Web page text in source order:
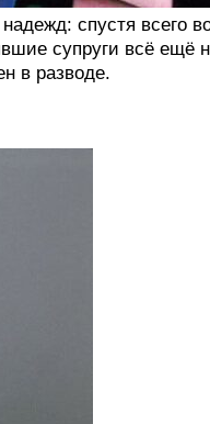
спустя всего
супруги всё ещё
в разводе.